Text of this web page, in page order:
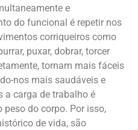
e
do funcional é repetir nos
corriqueiros como
puxar, dobrar, torcer
tornam mais fáceis
nos mais saudáveis e
a carga de trabalho é
peso do corpo. Por isso,
de vida, são